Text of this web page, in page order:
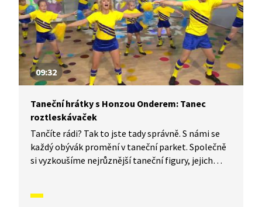
09:32
Taneční hrátky s Honzou Onderem: Tanec
roztleskávaček
Tančíte rádi? Tak to jste tady správně. S námi se
každý obývák promění v taneční parket. Společně
si vyzkoušíme nejrůznější taneční figury, jejich
vás inspirovali a udělali z vás krále či královnu